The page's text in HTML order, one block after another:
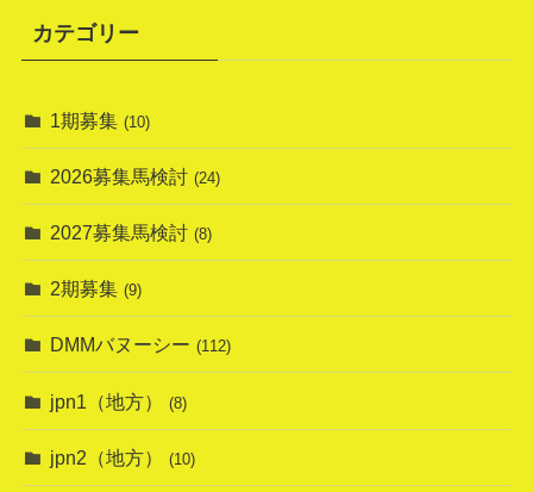
カテゴリー
1期募集 (10)
2026募集馬検討 (24)
2027募集馬検討 (8)
2期募集 (9)
DMMバヌーシー (112)
jpn1（地方） (8)
jpn2（地方） (10)